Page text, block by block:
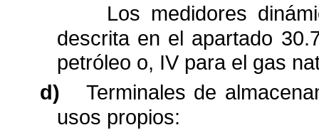
Los medidores
descrita en el apartado
petróleo o, IV para el gas
d)
Terminales de
usos propios: